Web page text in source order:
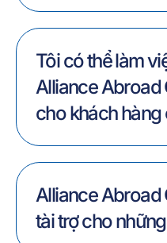
Tôi có thể làm
Alliance Abroad
cho khách hàng
Alliance Abroad
tài trợ cho